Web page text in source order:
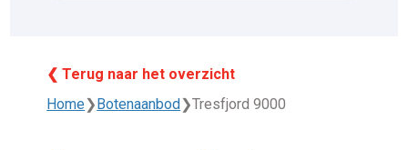
❮ Terug naar het overzicht
Home❯ Botenaanbod ❯Tresfjord 9000